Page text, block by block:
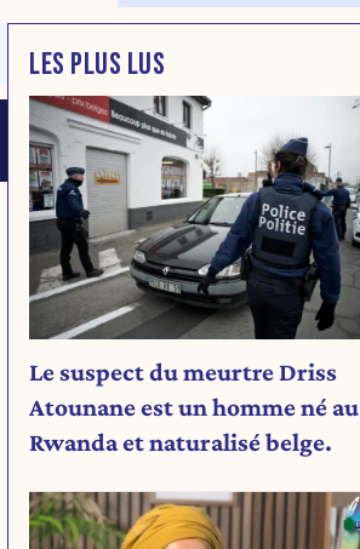
LES PLUS LUS
Le suspect du meurtre Driss
Atounane est un homme né au
Rwanda et naturalisé belge.